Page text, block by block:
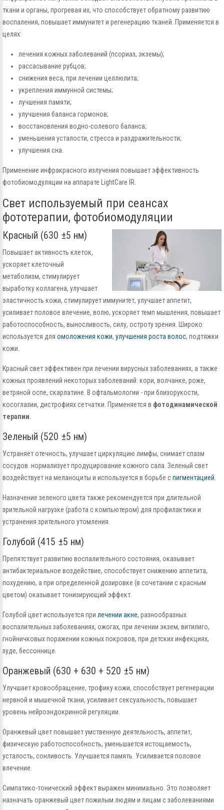
ткани и органы, прогревая их, что способствует обратному развитию
воспаления, повышает иммунитет и регенерацию тканей. Применяется в
целях:
лечения кожных заболеваний (псориаз, экземы);
рассасывание рубцов;
снижения веса, при лечении целлюлита;
укрепления иммунной системы;
лучшения памяти;
улучшения баланса гормонов;
восстановления водно-солевого баланса;
уменьшения усталости, стресса и раздражительности;
улучшения сна.
Применение инфракрасного излучения повышает эффективность
фотобиомодуляции на аппарате LightCare IR.
Свет используемый при сеансах
фототерапии, фотобиомодуляции
Красный (630 ±5 нм)
Повышает активность клеток,
ускоряет клеточный
метаболизм, стимулирует
выработку коллагена, улучшает
эластичность кожи, стимулирует иммунитет, улучшает аппетит,
усиливает половое влечение, волю, ускоряет темп мышления, повышает
работоспособность, выносливость, силу, остроту зрения. Широко
используется для омоложения кожи, улучшения роста волос, подтяжки
кожи.
Красный свет эффективен при лечении вирусных заболеваниях, а также
кожных проявлений некоторых заболеваний: кори, волчанке, роже,
ветряной оспе, скарлатине. В офтальмологии - при близорукости,
косоглазии, дистрофиях сетчатки. Применяется в фотодинамической
терапии
Зеленый (520 ±5 нм)
Устраняет отечность, улучшает циркуляцию лимфы, снимает спазм
сосудов. нормализует продуцирование кожного сала. Зеленый свет
воздействует на меланоциты и используется в борьбе спигментацией
Назначение зеленого цвета также рекомендуется при длительной
зрительной нагрузке (работа с компьютером) для профилактики и
устранения зрительного утомления.
Голубой (415 ±5 нм)
Препятствует развитию воспалительного состояния, оказывает
антибактериальное воздействие, способствует снижению аппетита,
похудению, а при определенной дозировке (в сочетании с красным
цветом) оказывает тонизирующий эффект.
Голубой цвет используется при лечении акне, разнообразных
воспалительных заболеваниях, ожогах, при лечении экзем, витилиго,
гнойничковых поражении кожных покровов, при детских инфекциях,
зуде, бессоннице.
Оранжевый (630 + 630 + 520 ±5 нм)
Улучшает кровообращение, трофику кожи, способствует регенерации
нервной и мышечной ткани, усиливает сексуальность, повышает
уровень нейроэндокринной регуляции.
Оранжевый цвет повышает умственную деятельность, аппетит,
физическую работоспособность, уменьшается истощаемость,
усталость, сонливость. Улучшается память. Усиливается половое
влечение.
Симпатико-тонический эффект выражен минимально. Это позволяет
назначать оранжевый цвет пожилым людям и лицам с заболеваниями